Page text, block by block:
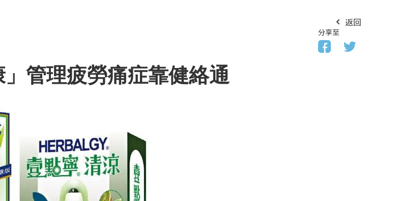
返回
分享至
管理疲勞痛症靠健絡通